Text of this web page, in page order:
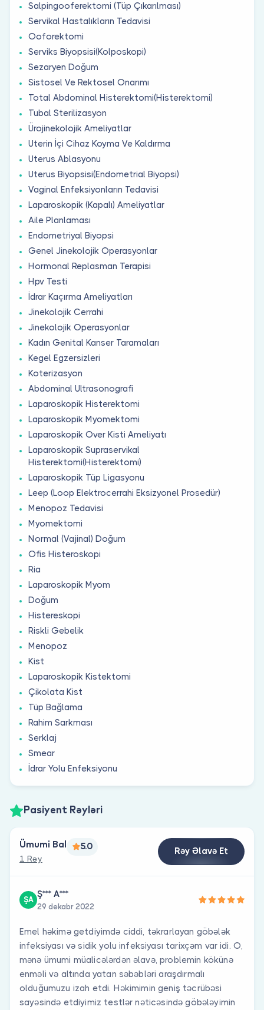
Salpingooferektomi (Tüp Çıkarılması)
Servikal Hastalıkların Tedavisi
Ooforektomi
Serviks Biyopsisi(Kolposkopi)
Sezaryen Doğum
Sistosel Ve Rektosel Onarımı
Total Abdominal Histerektomi(Histerektomi)
Tubal Sterilizasyon
Ürojinekolojik Ameliyatlar
Uterin İçi Cihaz Koyma Ve Kaldırma
Uterus Ablasyonu
Uterus Biyopsisi(Endometrial Biyopsi)
Vaginal Enfeksiyonların Tedavisi
Laparoskopik (Kapalı) Ameliyatlar
Aile Planlaması
Endometriyal Biyopsi
Genel Jinekolojik Operasyonlar
Hormonal Replasman Terapisi
Hpv Testi
İdrar Kaçırma Ameliyatları
Jinekolojik Cerrahi
Jinekolojik Operasyonlar
Kadın Genital Kanser Taramaları
Kegel Egzersizleri
Koterizasyon
Abdominal Ultrasonografi
Laparoskopik Histerektomi
Laparoskopik Myomektomi
Laparoskopik Over Kisti Ameliyatı
Laparoskopik Supraservikal
Histerektomi(Histerektomi)
Laparoskopik Tüp Ligasyonu
Leep (Loop Elektrocerrahi Eksizyonel Prosedür)
Menopoz Tedavisi
Myomektomi
Normal (Vajinal) Doğum
Ofis Histeroskopi
Ria
Laparoskopik Myom
Doğum
Histereskopi
Riskli Gebelik
Menopoz
Kist
Laparoskopik Kistektomi
Çikolata Kist
Tüp Bağlama
Rahim Sarkması
Serklaj
Smear
İdrar Yolu Enfeksiyonu
Pasiyent Rəyləri
Ümumi Bal
1 Rəy
5.0 Rəy Əlavə Et
ŞA
Ş*** A***
29 dekabr 2022
Emel həkimə getdiyimdə ciddi, təkrarlayan göbələk
infeksiyası və sidik yolu infeksiyası tarixçəm var idi. O,
mənə ümumi müalicələrdən əlavə, problemin kökünə
enməli və altında yatan səbəbləri araşdırmalı
olduğumuzu izah etdi. Həkimimin geniş təcrübəsi
sayəsində etdiyimiz testlər nəticəsində göbələyimin